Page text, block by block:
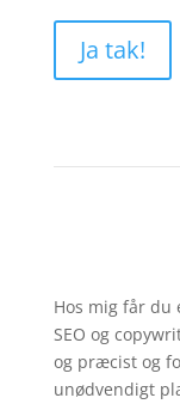
Ja tak!
Hos mig får du
SEO og
og præcist og
unødvendigt